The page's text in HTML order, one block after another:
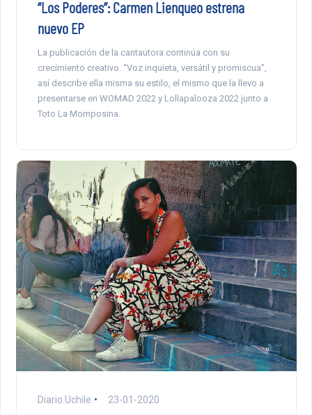
“Los Poderes”: Carmen Lienqueo estrena
nuevo EP
La publicación de la cantautora continúa con su
crecimiento creativo. “Voz inquieta, versátil y promiscua”,
así describe ella misma su estilo, el mismo que la llevo a
presentarse en WOMAD 2022 y Lollapalooza 2022 junto a
Toto La Momposina.
Diario Uchile 23-01-2020